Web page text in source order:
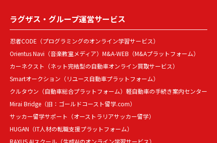
ラグザス・グループ運営サービス
忍者CODE（プログラミングのオンライン学習サービス）
Orientus Navi（音楽教室メディア） M&A-WEB（M&Aプラットフォーム）
カーネクスト（ネット完結型の自動車オンライン買取サービス）
Smartオークション（リユース自動車プラットフォーム）
クルタウン（自動車総合プラットフォーム） 軽自動車の手続き案内センター
Mirai Bridge（旧：ゴールドコースト留学.com）
サッカー留学サポート（オーストラリアサッカー留学）
HUGAN（IT人材の転職支援プラットフォーム）
RAXUS AIスクール（生成AIのオンライン学習サービス）